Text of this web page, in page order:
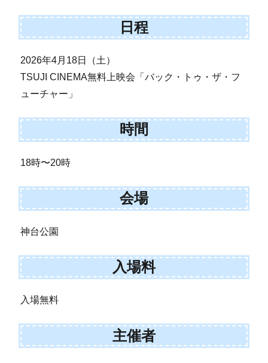
日程
2026年4月18日（土）
TSUJI CINEMA無料上映会「バック・トゥ・ザ・フ
ューチャー」
時間
18時〜20時
会場
神台公園
入場料
入場無料
主催者